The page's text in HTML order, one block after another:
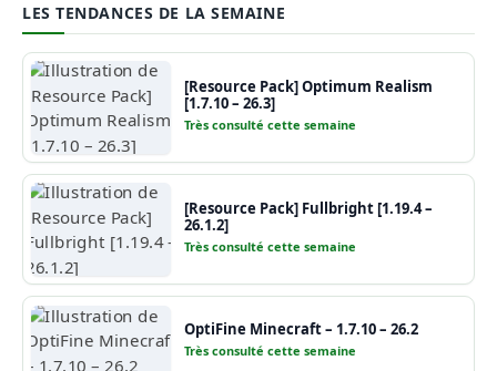
LES TENDANCES DE LA SEMAINE
[Resource Pack] Optimum Realism
[1.7.10 – 26.3]
Très consulté cette semaine
[Resource Pack] Fullbright [1.19.4 –
26.1.2]
Très consulté cette semaine
OptiFine Minecraft – 1.7.10 – 26.2
Très consulté cette semaine